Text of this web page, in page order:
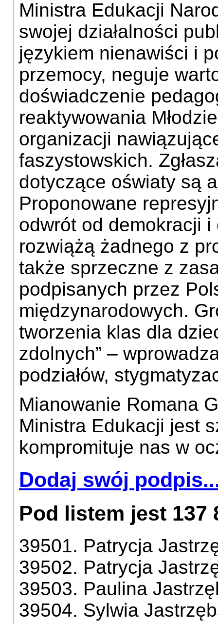
Ministra Edukacji
swojej działalności
językiem nienawiści i
przemocy, neguje
doświadczenie
reaktywowania
organizacji
faszystowskich.
dotyczące oświaty są
Proponowane
odwrót od demokracji
rozwiążą żadnego z
także sprzeczne z
podpisanych przez
międzynarodowych.
tworzenia klas dla
zdolnych” –
podziałów,
Mianowanie Romana
Ministra Edukacji jest
kompromituje nas w
Dodaj swój
Pod listem jest 137
39501. Patrycja
39502. Patrycja
39503. Paulina
39504. Sylwia